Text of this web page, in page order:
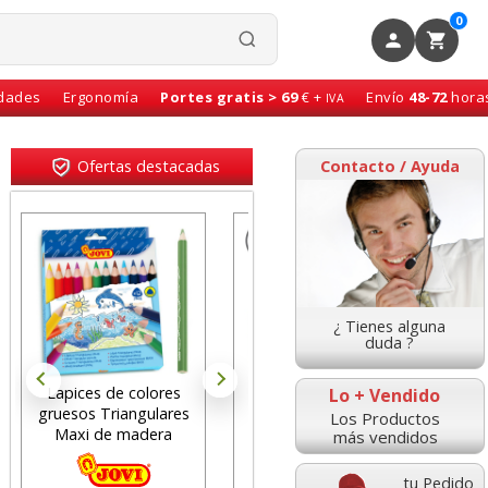
0
Ergonomía Portes gratis > 69€ + IVA Envío 48-72
Contacto / Ayuda
¿ Tienes alguna
duda ?
Lo + Vendido
Los Productos
más vendidos
tu Pedido
Ofertas destacadas
Lapices de colores
gruesos Triangulares
Maxi de madera
Cinta adhesiva,
precinto embalaje
Greening 48x60 mts
marrón